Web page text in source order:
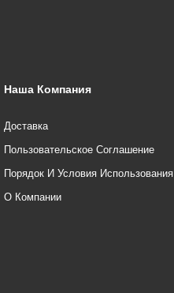
Наша Компания
Доставка
Пользовательское Соглашение
Порядок И Условия Использования
О Компании